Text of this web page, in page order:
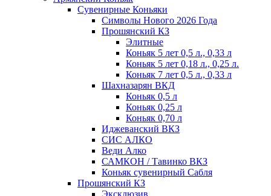
Сувенирные Коньяки
Символы Нового 2026 Года
Прошянский КЗ
Элитные
Коньяк 5 лет 0,5 л., 0,33 л
Коньяк 5 лет 0,18 л., 0,25 л.
Коньяк 7 лет 0,5 л., 0,33 л
Шахназарян ВКД
Коньяк 0,5 л
Коньяк 0,25 л
Коньяк 0,70 л
Иджеванский ВКЗ
СИС АЛКО
Веди Алко
САМКОН / Тавинко ВКЗ
Коньяк сувенирный Сабля
Прошянский КЗ
Эксклюзив